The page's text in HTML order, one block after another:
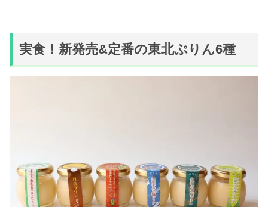
実食！新発売&定番の東北ぷりん6種